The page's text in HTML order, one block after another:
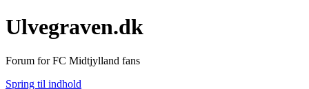
Ulvegraven.dk
Forum for FC Midtjylland fans
Spring til indhold